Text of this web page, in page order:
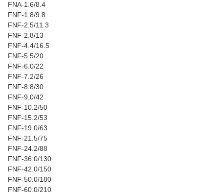
FNA-1.6/8.4
FNF-1.8/9.8
FNF-2.5/11.3
FNF-2.8/13
FNF-4.4/16.5
FNF-5.5/20
FNF-6.0/22
FNF-7.2/26
FNF-8.8/30
FNF-9.0/42
FNF-10.2/50
FNF-15.2/53
FNF-19.0/63
FNF-21.5/75
FNF-24.2/88
FNF-36.0/130
FNF-42.0/150
FNF-50.0/180
FNF-60.0/210